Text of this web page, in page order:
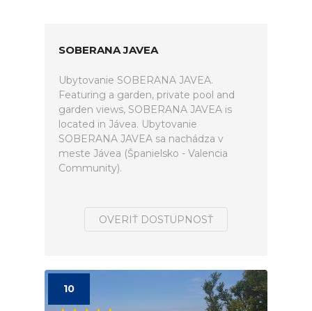
SOBERANA JAVEA
Ubytovanie SOBERANA JAVEA.
Featuring a garden, private pool and
garden views, SOBERANA JAVEA is
located in Jávea. Ubytovanie
SOBERANA JAVEA sa nachádza v
meste Jávea (Španielsko - Valencia
Community).
OVERIŤ DOSTUPNOSŤ
10